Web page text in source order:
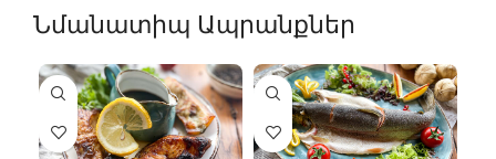
Նմանատիպ Ապրանքներ